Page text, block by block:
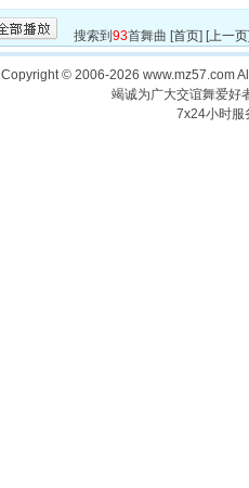
搜索到 93首舞曲 [首页] [上一页
Copyright © 2006-2026 www.mz57.com
竭诚为广大交谊舞爱好
7x24小时服